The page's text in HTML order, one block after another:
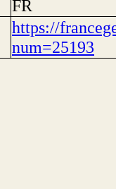
FR
https://
num=25193